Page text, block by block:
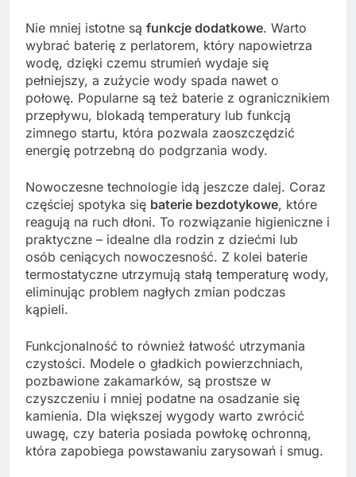
Nie mniej istotne są funkcje dodatkowe. Warto
wybrać baterię z perlatorem, który napowietrza
wodę, dzięki czemu strumień wydaje się
pełniejszy, a zużycie wody spada nawet o
połowę. Popularne są też baterie z ogranicznikiem
przepływu, blokadą temperatury lub funkcją
zimnego startu, która pozwala zaoszczędzić
energię potrzebną do podgrzania wody.
Nowoczesne technologie idą jeszcze dalej. Coraz
częściej spotyka się baterie bezdotykowe, które
reagują na ruch dłoni. To rozwiązanie higieniczne i
praktyczne – idealne dla rodzin z dziećmi lub
osób ceniących nowoczesność. Z kolei baterie
termostatyczne utrzymują stałą temperaturę wody,
eliminując problem nagłych zmian podczas
kąpieli.
Funkcjonalność to również łatwość utrzymania
czystości. Modele o gładkich powierzchniach,
pozbawione zakamarków, są prostsze w
czyszczeniu i mniej podatne na osadzanie się
kamienia. Dla większej wygody warto zwrócić
uwagę, czy bateria posiada powłokę ochronną,
która zapobiega powstawaniu zarysowań i smug.